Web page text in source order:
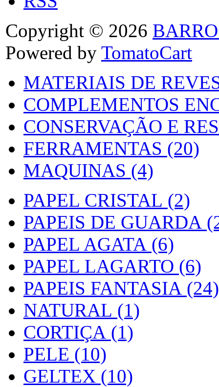
Copyright © 2026
Powered by TomatoCart
MATERIAIS DE
COMPLEMENTOS
CONSERVAÇÃO E
FERRAMENTAS (20)
MAQUINAS (4)
PAPEL CRISTAL (2)
PAPEIS DE GUARDA
PAPEL AGATA (6)
PAPEL LAGARTO (6)
PAPEIS FANTASIA (24)
NATURAL (1)
CORTIÇA (1)
PELE (10)
GELTEX (10)